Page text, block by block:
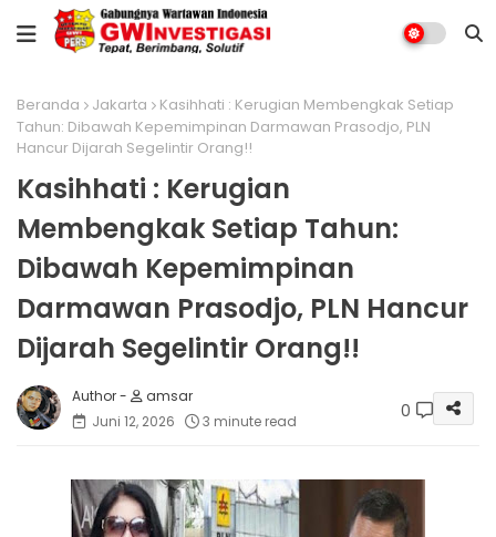
Beranda Jakarta
Kasihhati : Kerugian Membengkak Setiap
Tahun: Dibawah Kepemimpinan Darmawan Prasodjo, PLN
Hancur Dijarah Segelintir Orang!!
Kasihhati : Kerugian
Membengkak Setiap Tahun:
Dibawah Kepemimpinan
Darmawan Prasodjo, PLN Hancur
Dijarah Segelintir Orang!!
amsar
Juni 12, 2026
3 minute read 0